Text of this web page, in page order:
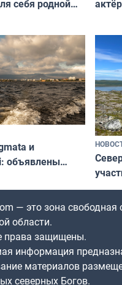
себя родной
своих»
и
объявлены
в 2026 года
по
— это зона
области.
права защищены.
информация
материалов
северных Богов.